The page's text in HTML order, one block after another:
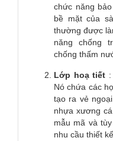
chức năng
bề mặt của
thường được
năng chống
chống thấm
Lớp hoạ tiết
Nó chứa các
tạo ra vẻ
nhựa xương
mẫu mã và
nhu cầu thiết